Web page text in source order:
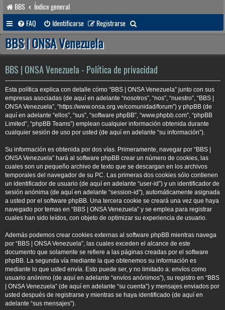
BBS
Índice general
FAQ
Identificarse Registrarse
u
a
r
BBS | ONSA Venezuela
BBS | ONSA Venezuela - Política de privacidad
Esta política explica con detalle cómo “BBS | ONSA Venezuela” junto con sus
empresas asociadas (de aquí en adelante “nosotros”, “nos”, “nuestro”, “BBS |
ONSA Venezuela”, “https://www.onsa.org.ve/comunidad/forum”) y phpBB (de
aquí en adelante “ellos”, “sus”, “software phpBB”, “www.phpbb.com”, “phpBB
Limited”, “phpBB Teams”) emplean cualquier información obtenida durante
cualquier sesión de uso por usted (de aquí en adelante “su información”).
Su información es obtenida por dos vías. Primeramente, navegar por “BBS |
ONSA Venezuela” hará al software phpBB crear un número de cookies, las
cuales son un pequeño archivo de texto que se descargan en los archivos
temporales del navegador de su PC. Las primeras dos cookies sólo contienen
un identificador de usuario (de aquí en adelante “user-id”) y un identificador de
sesión anónima (de aquí en adelante “session-id”), automáticamente asignada
a usted por el software phpBB. Una tercera cookie se creará una vez que haya
navegado por temas en “BBS | ONSA Venezuela” y se emplea para registrar
cuales han sido leídos, con objeto de optimizar su experiencia de usuario.
Además podemos crear cookies externas al software phpBB mientras navega
por “BBS | ONSA Venezuela”, las cuales exceden el alcance de este
documento que solamente se refiere a las páginas creadas por el software
phpBB. La segunda vía mediante la que obtenemos su información es
mediante lo que usted envía. Esto puede ser, y no limitado a: envíos como
usuario anónimo (de aquí en adelante “envíos anónimos”), su registro en “BBS
| ONSA Venezuela” (de aquí en adelante “su cuenta”) y mensajes enviados por
usted después de registrarse y mientras se haya identificado (de aquí en
adelante “sus mensajes”).